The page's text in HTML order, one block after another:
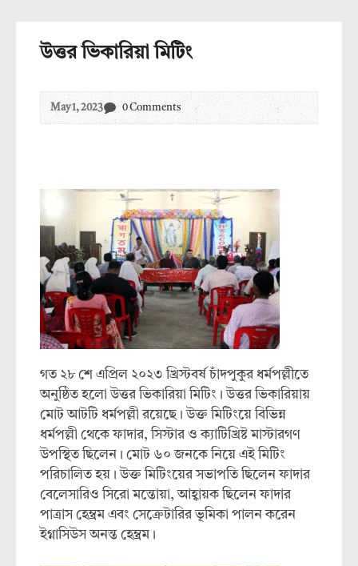
উত্তর ভিকারিয়া মিটিং
May 1, 2023 0 Comments
গত ২৮ শে এপ্রিল ২০২৩ খ্রিস্টবর্ষ চাঁদপুকুর ধর্মপল্লীতে
অনুষ্ঠিত হলো উত্তর ভিকারিয়া মিটিং। উত্তর ভিকারিয়ায়
মোট আটটি ধর্মপল্লী রয়েছে। উক্ত মিটিংয়ে বিভিন্ন
ধর্মপল্লী থেকে ফাদার, সিস্টার ও ক্যাটিখ্রিষ্ট মাস্টারগণ
উপস্থিত ছিলেন। মোট ৬০ জনকে নিয়ে এই মিটিং
পরিচালিত হয়। উক্ত মিটিংয়ের সভাপতি ছিলেন ফাদার
বেলেসারিও সিরো মন্তোয়া, আহ্বায়ক ছিলেন ফাদার
পাত্রাস হেম্ব্রম এবং সেক্রেটারির ভূমিকা পালন করেন
ইগ্নাসিউস অনন্ত হেম্ব্রম।